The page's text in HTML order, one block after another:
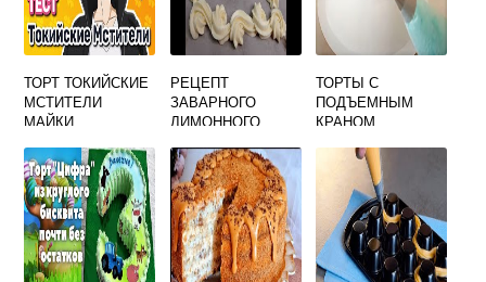
ТОРТ ТОКИЙСКИЕ
МСТИТЕЛИ
МАЙКИ
РЕЦЕПТ
ЗАВАРНОГО
ЛИМОННОГО
ТОРТА
ТОРТЫ С
ПОДЪЕМНЫМ
КРАНОМ